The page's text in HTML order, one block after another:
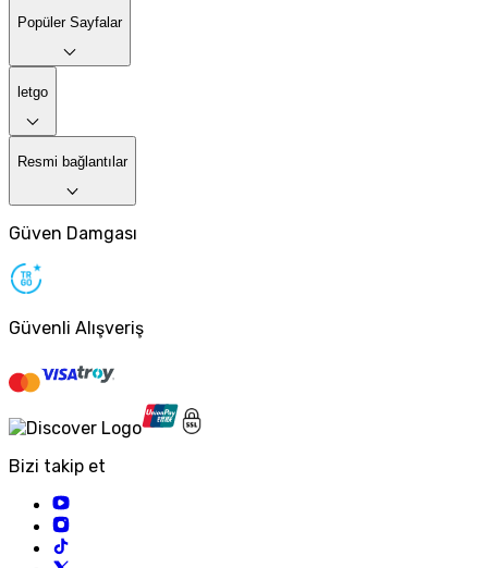
Popüler Sayfalar
letgo
Resmi bağlantılar
Güven Damgası
Güvenli Alışveriş
Bizi takip et